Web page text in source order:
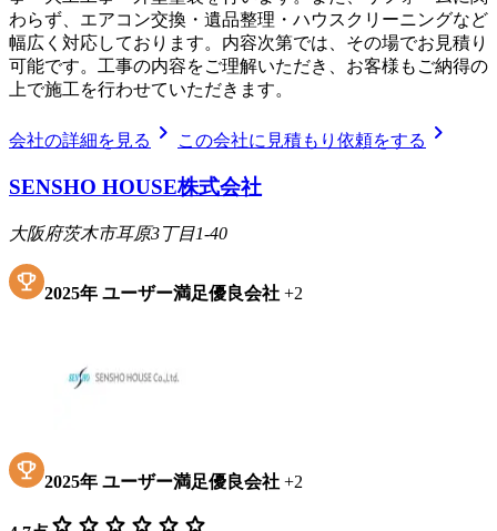
わらず、エアコン交換・遺品整理・ハウスクリーニングなど
幅広く対応しております。内容次第では、その場でお見積り
可能です。工事の内容をご理解いただき、お客様もご納得の
上で施工を行わせていただきます。
会社の詳細を見る chevron_right この会社に見積もり依頼をする chevron_right
SENSHO HOUSE株式会社
大阪府茨木市耳原3丁目1-40
2025年 ユーザー満足優良会社 +2
2025年 ユーザー満足優良会社 +2